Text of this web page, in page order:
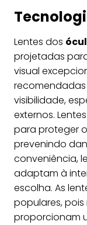
Lentes dos
projetadas
visual
recomendadas
visibilidade,
externos.
para proteger
prevenindo
conveniência,
adaptam à
escolha. As
populares, pois
proporcionam